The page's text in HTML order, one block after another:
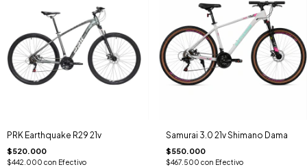
PRK Earthquake R29 21v
$520.000
$442.000 con Efectivo
Samurai 3.0 21v Shimano Dama
$550.000
$467.500 con Efectivo